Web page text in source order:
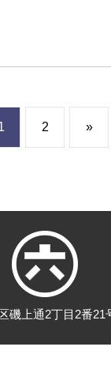
2 »
磯上通2丁目2番21